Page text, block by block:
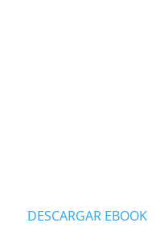
DESCARGAR EBOOK